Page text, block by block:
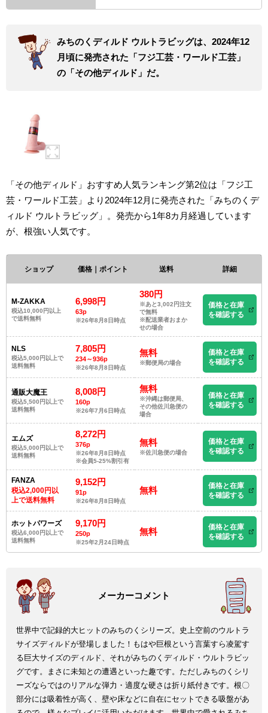
みちのくディルド ウルトラビッグは、2024年12
月頃に発売された「フジ工芸・ワールド工芸」
の「その他ディルド」だ。
「その他ディルド」おすすめ人気ランキング第2位は「フジ工
芸・ワールド工芸」より2024年12月に発売された「みちのくデ
ィルド ウルトラビッグ」。発売から1年8カ月経過しています
が、根強い人気です。
ショップ 価格｜ポイント 送料 詳細
M-ZAKKA
税込10,000円以上
で送料無料
6,998円
63p
※26年8月8日時点
380円
※あと3,002円注文
で無料
※配送業者おまか
せの場合
価格と在庫
を確認する
NLS
税込5,000円以上で
送料無料
7,805円
234～936p
※26年8月8日時点
無料
※郵便局の場合
価格と在庫
を確認する
通販大魔王
税込5,500円以上で
送料無料
8,008円
160p
※26年7月6日時点
無料
※沖縄は郵便局、
その他佐川急便の
場合
価格と在庫
を確認する
エムズ
税込5,000円以上で
送料無料
8,272円
376p
※26年8月8日時点
※会員5-25%割引有
無料
※佐川急便の場合
価格と在庫
を確認する
FANZA
税込2,000円以
上で送料無料
9,152円
91p
※26年8月8日時点
無料
価格と在庫
を確認する
ホットパワーズ
税込6,000円以上で
送料無料
9,170円
250p
※25年2月24日時点
無料
価格と在庫
を確認する
世界中で記録的大ヒットのみちのくシリーズ。史上空前のウルトラ
サイズディルドが登場しました！もはや巨根という言葉すら凌駕す
る巨大サイズのディルド、それがみちのくディルド・ウルトラビッ
グです。まさに未知との遭遇といった趣です。ただしみちのくシリ
ーズならではのリアルな弾力・適度な硬さは折り紙付きです。根〇
部分には吸着性が高く、壁や床などに自在にセットできる吸盤があ